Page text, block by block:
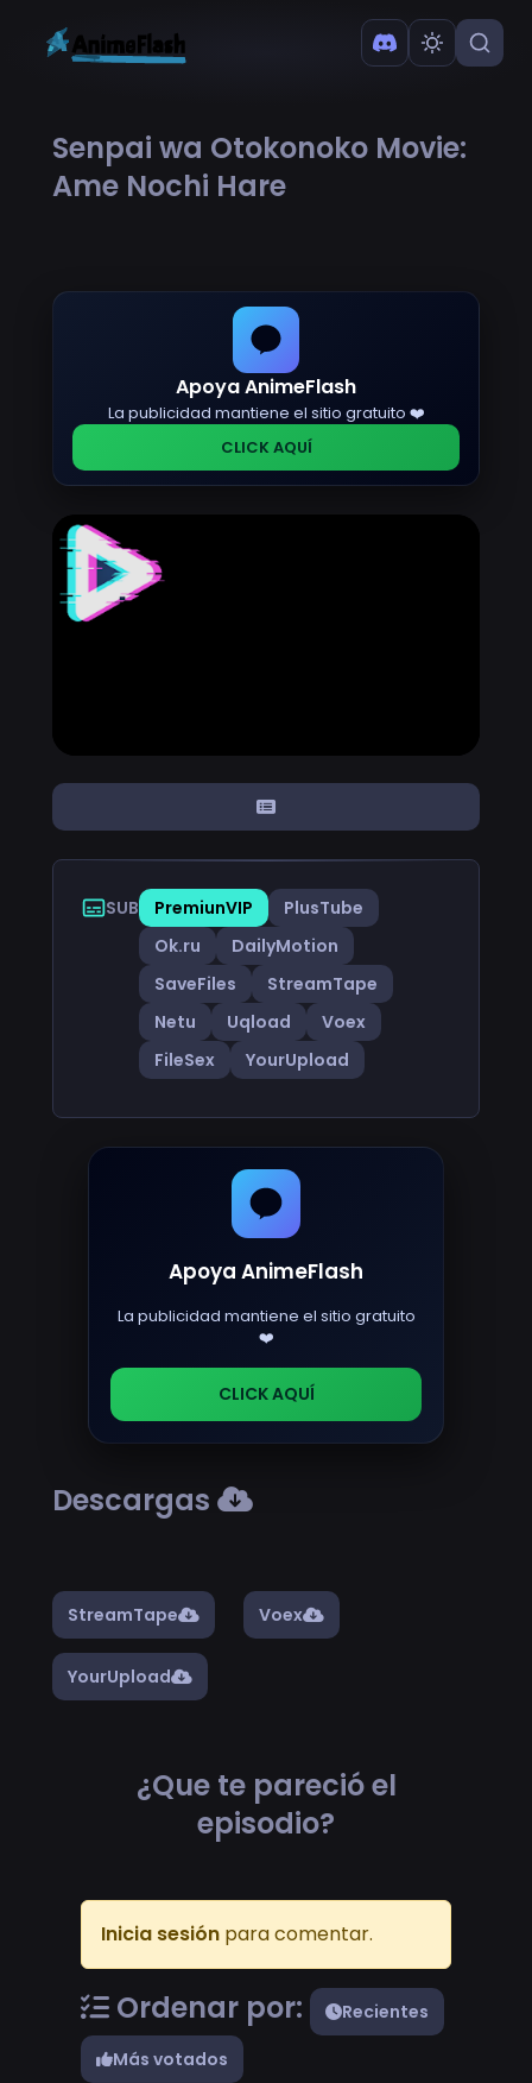
Senpai wa Otokonoko Movie:
Ame Nochi Hare
Apoya AnimeFlash
La publicidad mantiene el sitio gratuito ❤️
CLICK AQUÍ
SUB PremiunVIP
PlusTube
Ok.ru
DailyMotion
SaveFiles
StreamTape
Netu
Uqload
Voex
FileSex
YourUpload
Apoya AnimeFlash
La publicidad mantiene el sitio gratuito
❤️
CLICK AQUÍ
Descargas
StreamTape Voex
YourUpload
¿Que te pareció el
episodio?
Inicia sesión para comentar.
Ordenar por:
Recientes
Más votados